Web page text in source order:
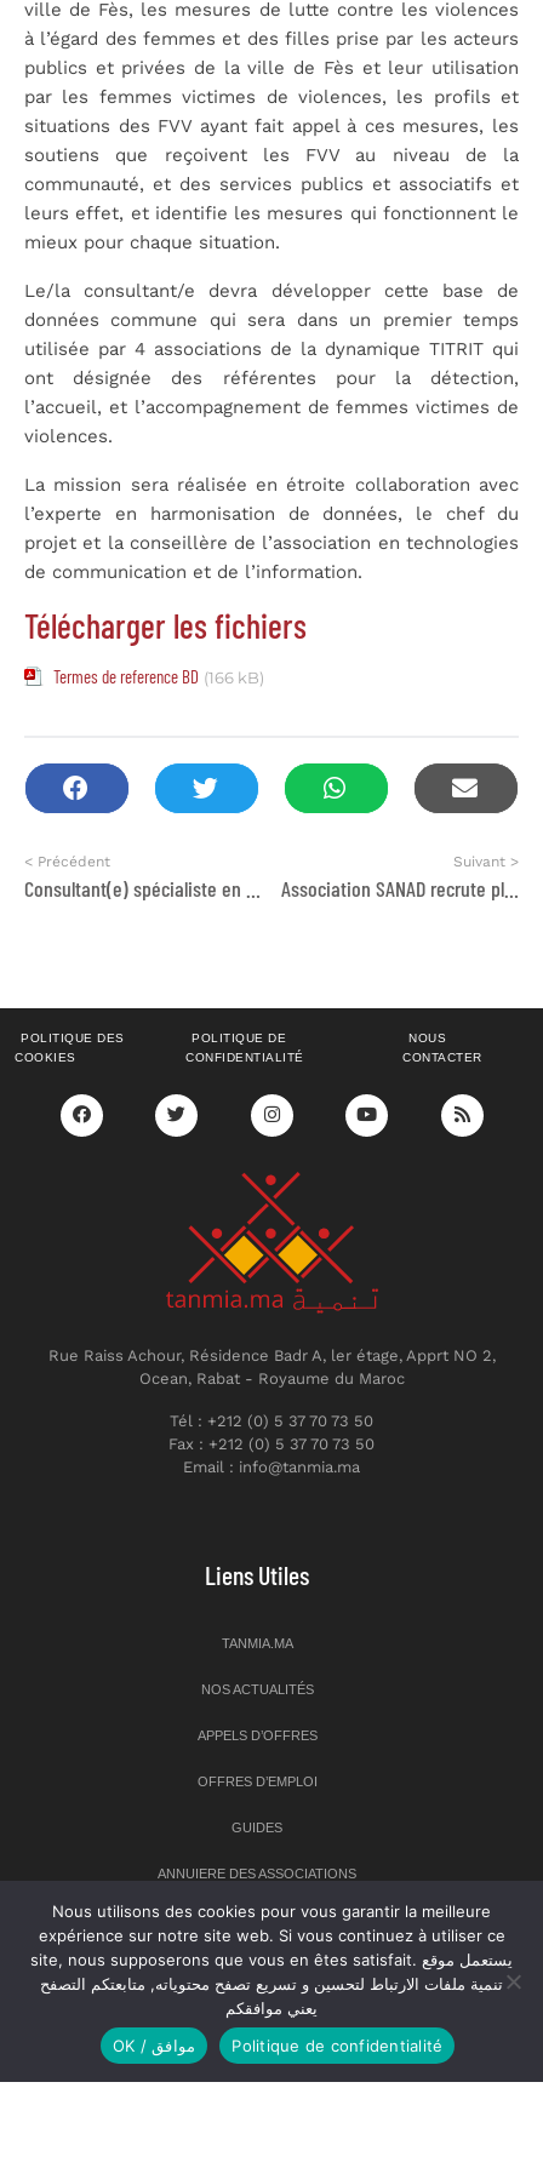
ville de Fès, les mesures de lutte contre les violences
à l’égard des femmes et des filles prise par les acteurs
publics et privées de la ville de Fès et leur utilisation
par les femmes victimes de violences, les profils et
situations des FVV ayant fait appel à ces mesures, les
soutiens que reçoivent les FVV au niveau de la
communauté, et des services publics et associatifs et
leurs effet, et identifie les mesures qui fonctionnent le
mieux pour chaque situation.
Le/la consultant/e devra développer cette base de
données commune qui sera dans un premier temps
utilisée par 4 associations de la dynamique TITRIT qui
ont désignée des référentes pour la détection,
l’accueil, et l’accompagnement de femmes victimes de
violences.
La mission sera réalisée en étroite collaboration avec
l’experte en harmonisation de données, le chef du
projet et la conseillère de l’association en technologies
de communication et de l’information.
Télécharger les fichiers
Termes de reference BD (166 kB)
< Précédent Suivant >
Association SANAD recrute plusieurs postes
POLITIQUE DES
COOKIES
POLITIQUE DE
CONFIDENTIALITÉ
NOUS
CONTACTER
Rue Raiss Achour, Résidence Badr A, ler étage, Apprt NO 2,
Ocean, Rabat - Royaume du Maroc
Tél : +212 (0) 5 37 70 73 50
Fax : +212 (0) 5 37 70 73 50
Email : info@tanmia.ma
Liens Utiles
TANMIA.MA
NOS ACTUALITÉS
APPELS D’OFFRES
OFFRES D’EMPLOI
GUIDES
ANNUIERE DES ASSOCIATIONS
Newsletter
Inscrivez-vous à notre newsletter pour recevoir les dernières
nouvelles sur TANMIA
Nous utilisons des cookies pour vous garantir la meilleure
expérience sur notre site web. Si vous continuez à utiliser ce
site, nous supposerons que vous en êtes satisfait. يستعمل موقع
تنمية ملفات الارتباط لتحسين و تسريع تصفح محتوياته, متابعتكم التصفح
يعني موافقكم
OK / موافق
Politique de confidentialité